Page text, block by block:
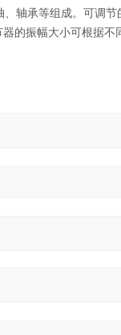
轴承等组成。可调
的振幅大小可根据不